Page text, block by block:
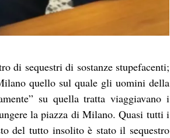
di sequestri di sostanze stupefacenti;
quello sul quale gli uomini della
su quella tratta viaggiavano i
la piazza di Milano. Quasi tutti i
del tutto insolito è stato il sequestro